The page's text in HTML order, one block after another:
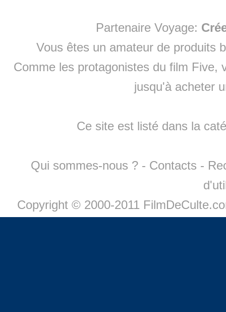
Partenaire Voyage:
Vous êtes un amateur de produits
Comme les protagonistes du film Five,
jusqu'à acheter
Ce site est listé dans la
Qui sommes-nous ? - Contacts -
Copyright © 2000-2011